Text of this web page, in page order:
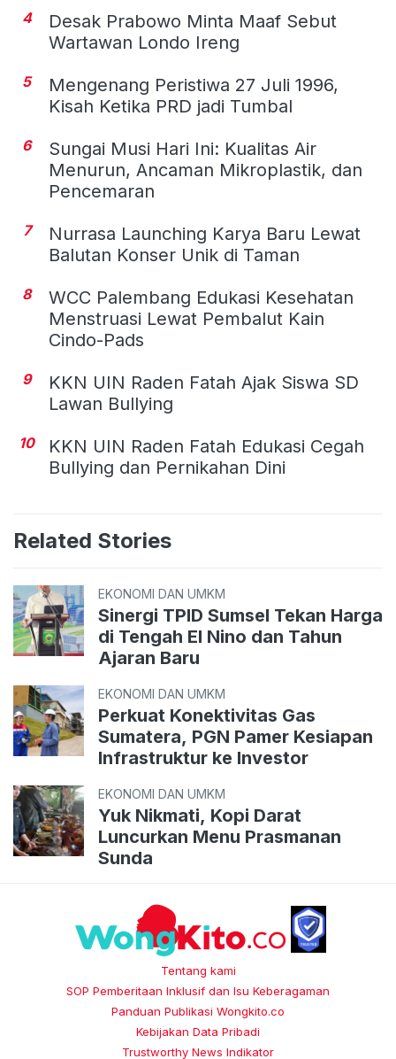
4
Desak Prabowo Minta Maaf Sebut
Wartawan Londo Ireng
5
Mengenang Peristiwa 27 Juli 1996,
Kisah Ketika PRD jadi Tumbal
6
Sungai Musi Hari Ini: Kualitas Air
Menurun, Ancaman Mikroplastik, dan
Pencemaran
7
Nurrasa Launching Karya Baru Lewat
Balutan Konser Unik di Taman
8
WCC Palembang Edukasi Kesehatan
Menstruasi Lewat Pembalut Kain
Cindo-Pads
9
KKN UIN Raden Fatah Ajak Siswa SD
Lawan Bullying
10
KKN UIN Raden Fatah Edukasi Cegah
Bullying dan Pernikahan Dini
Related Stories
EKONOMI DAN UMKM
Sinergi TPID Sumsel Tekan Harga
di Tengah El Nino dan Tahun
Ajaran Baru
EKONOMI DAN UMKM
Perkuat Konektivitas Gas
Sumatera, PGN Pamer Kesiapan
Infrastruktur ke Investor
EKONOMI DAN UMKM
Yuk Nikmati, Kopi Darat
Luncurkan Menu Prasmanan
Sunda
Tentang kami
SOP Pemberitaan Inklusif dan Isu Keberagaman
Panduan Publikasi Wongkito.co
Kebijakan Data Pribadi
Trustworthy News Indikator